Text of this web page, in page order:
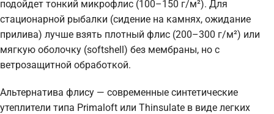
подойдет тонкий микрофлис (100–150 г/м²). Для
стационарной рыбалки (сидение на камнях, ожидание
прилива) лучше взять плотный флис (200–300 г/м²) или
мягкую оболочку (softshell) без мембраны, но с
ветрозащитной обработкой.
Альтернатива флису — современные синтетические
утеплители типа Primaloft или Thinsulate в виде легких